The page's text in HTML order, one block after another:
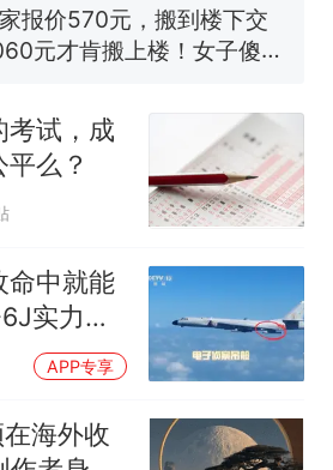
丨只要一枚命中就能让航
痪 轰-6J实力有多强？
部门回应
"白海豚"登陆 中心附近最
力14级
十多万人报名的考试，成绩
考试，成
么？
命中就能
实力有
APP专享
海外收